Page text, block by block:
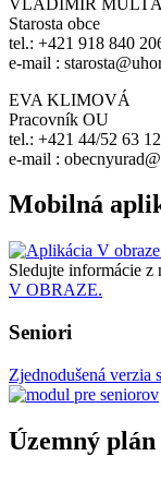
Starosta obce
tel.: +421 918 840
e-mail :
EVA KLIMOVÁ
Pracovník OU
tel.: +421 44/52 63
e-mail :
Mobilná
Sledujte informácie z
V OBRAZE.
Seniori
Zjednodušená verzia
Územný plán